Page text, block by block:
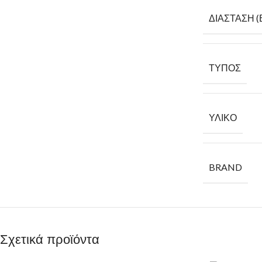
ΔΙΆΣΤΑΣΗ
ΤΎΠΟΣ
ΥΛΙΚΌ
BRAND
Σχετικά προϊόντα